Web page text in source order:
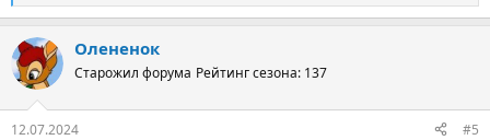
е
к
ц
и
Олененок
Старожил форума Рейтинг сезона: 137
12.07.2024 #5